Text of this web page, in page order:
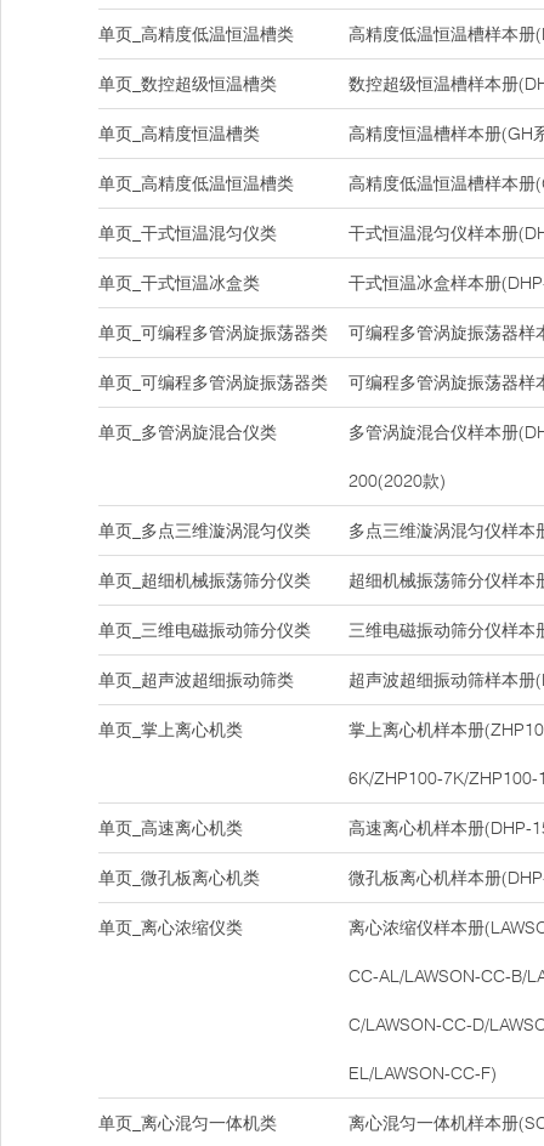
单页_高精度低温恒温槽类 高精度低温恒温槽样本册
单页_数控超级恒温槽类 数控超级恒温槽样本册
单页_高精度恒温槽类 高精度恒温槽样本册(GH
单页_高精度低温恒温槽类 高精度低温恒温槽样本册
单页_干式恒温混匀仪类 干式恒温混匀仪样本册
单页_干式恒温冰盒类 干式恒温冰盒样本册
单页_可编程多管涡旋振荡器类 可编程多管涡旋振荡器样
单页_可编程多管涡旋振荡器类 可编程多管涡旋振荡器样
单页_多管涡旋混合仪类 多管涡旋混合仪样本册
200(2020款)
单页_多点三维漩涡混匀仪类 多点三维漩涡混匀仪样本
单页_超细机械振荡筛分仪类 超细机械振荡筛分仪样本
单页_三维电磁振动筛分仪类 三维电磁振动筛分仪样本
单页_超声波超细振动筛类 超声波超细振动筛样本册
单页_掌上离心机类 掌上离心机样本册
6K/ZHP100-7K/ZHP100-
单页_高速离心机类 高速离心机样本册(DHP-
单页_微孔板离心机类 微孔板离心机样本册
单页_离心浓缩仪类 离心浓缩仪样本册
CC-AL/LAWSON-CC-B/
C/LAWSON-CC-D/
EL/LAWSON-CC-F)
单页_离心混匀一体机类 离心混匀一体机样本册